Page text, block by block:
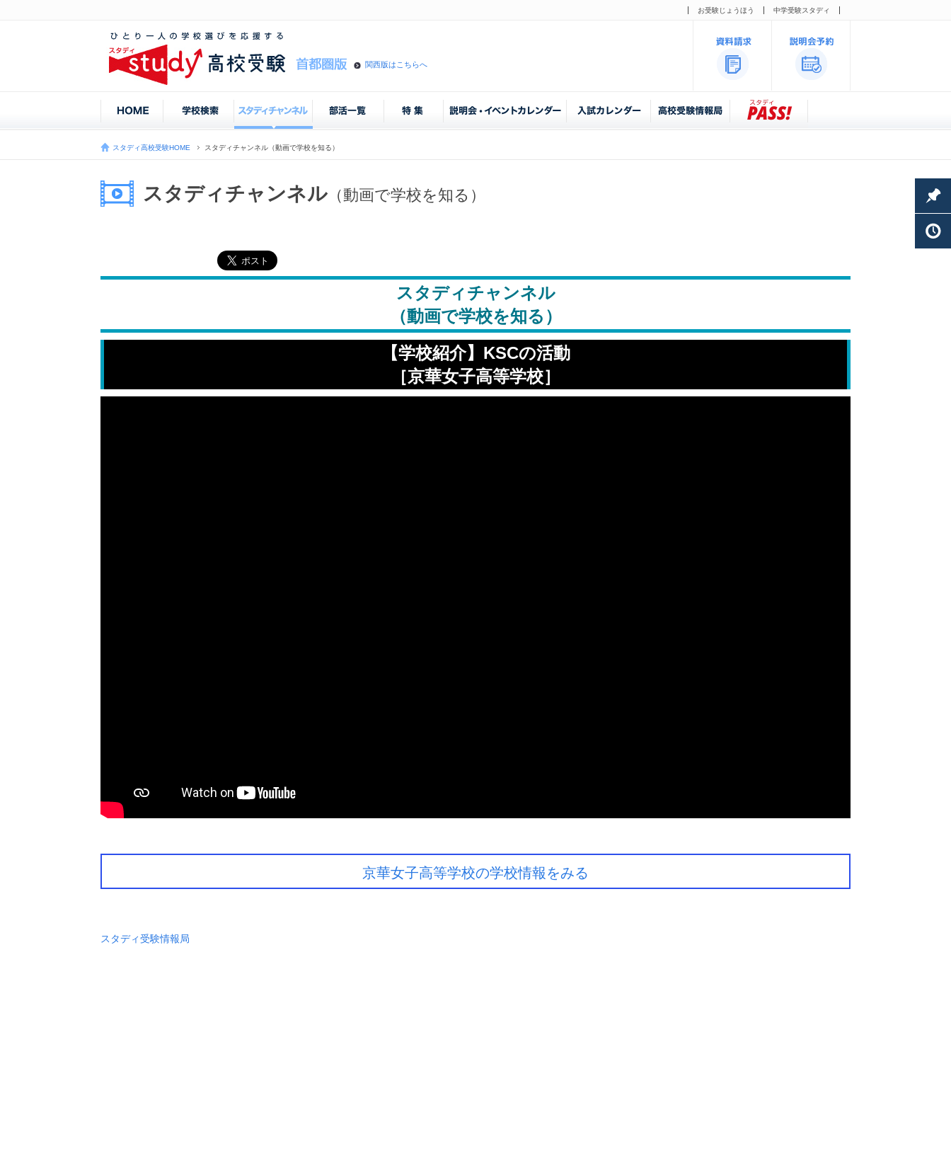
お受験じょうほう 中学受験スタディ
関西版はこちらへ
スタディ高校受験HOME スタディチャンネル（動画で学校を知る）
スタディチャンネル （動画で学校を知る）
スタディチャンネル
（動画で学校を知る）
【学校紹介】KSCの活動
［京華女子高等学校］
京華女子高等学校の学校情報をみる
スタディ受験情報局